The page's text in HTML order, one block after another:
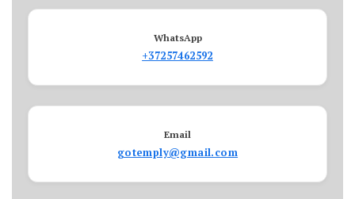
WhatsApp
+37257462592
Email
gotemply@gmail.com